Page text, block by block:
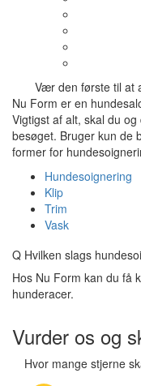
Vær den første til at
Nu Form er en
Vigtigst af alt, skal du
besøget. Bruger kun de
former for
Hundesoignering
Klip
Trim
Vask
Q Hvilken slags
Hos Nu Form kan du få
hunderacer.
Vurder os og
Hvor mange stjerne